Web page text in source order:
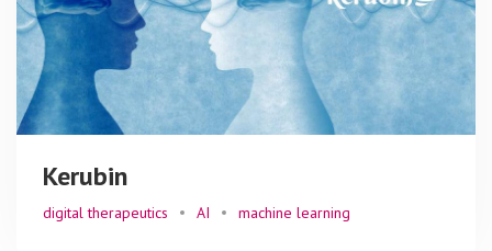
Kerubin
digital therapeutics AI machine learning